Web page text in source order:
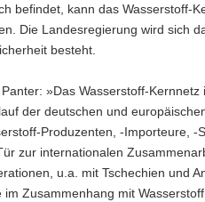
befindet, kann das Wasserstoff-
Die Landesregierung wird sich
besteht.
»Das Wasserstoff-Kernnetz
der deutschen und
Produzenten, -Importeure, -
zur internationalen
u.a. mit Tschechien und
Zusammenhang mit Wasserstoff